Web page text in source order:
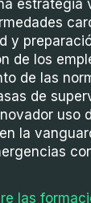
estrategia
y
de los
de las
de
uso
la
las